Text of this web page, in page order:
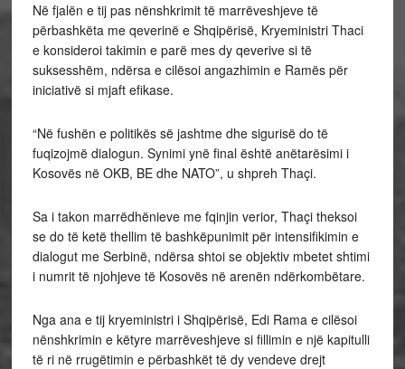
Në fjalën e tij pas nënshkrimit të marrëveshjeve të
përbashkëta me qeverinë e Shqipërisë, Kryeministri Thaci
e konsideroi takimin e parë mes dy qeverive si të
suksesshëm, ndërsa e cilësoi angazhimin e Ramës për
iniciativë si mjaft efikase.
“Në fushën e politikës së jashtme dhe sigurisë do të
fuqizojmë dialogun. Synimi ynë final është anëtarësimi i
Kosovës në OKB, BE dhe NATO”, u shpreh Thaçi.
Sa i takon marrëdhënieve me fqinjin verior, Thaçi theksoi
se do të ketë thellim të bashkëpunimit për intensifikimin e
dialogut me Serbinë, ndërsa shtoi se objektiv mbetet shtimi
i numrit të njohjeve të Kosovës në arenën ndërkombëtare.
Nga ana e tij kryeministri i Shqipërisë, Edi Rama e cilësoi
nënshkrimin e këtyre marrëveshjeve si fillimin e një kapitulli
të ri në rrugëtimin e përbashkët të dy vendeve drejt